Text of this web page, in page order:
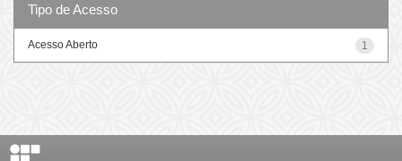
Tipo de Acesso
1
Acesso Aberto